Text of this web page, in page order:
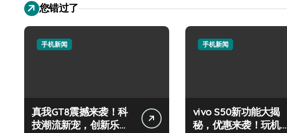
您错过了
手机新闻
真我GT8震撼来袭！科
技潮流新宠，创新乐趣
手机新闻
vivo S50新功能大揭
秘，优惠来袭！玩机高